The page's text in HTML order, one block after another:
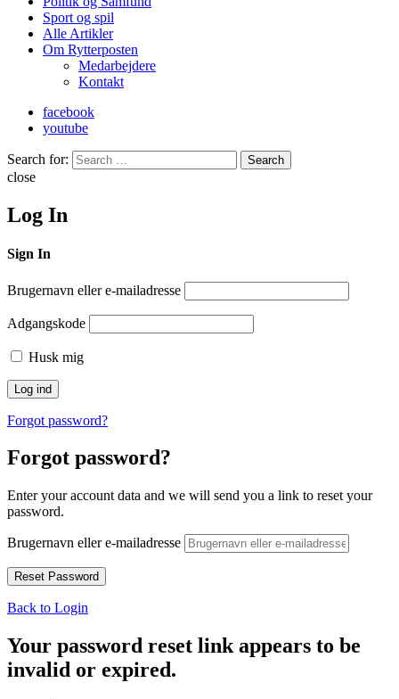
Sport og spil
Alle Artikler
Om Rytterposten
Medarbejdere
Kontakt
facebook
youtube
Search for: Search
close
Log In
Sign In
Brugernavn eller e-mailadresse
Adgangskode
Husk mig
Forgot password?
Forgot password?
Enter your account data and we will send you a link to reset your
password.
Brugernavn eller e-mailadresse
Back to Login
Your password reset link appears to be
invalid or expired.